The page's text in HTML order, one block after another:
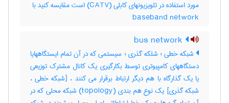
baseband network
شبکه خطی ؛ شلکه گذری ؛ سیستمی که در آن تمام ایستگاههایا
دستگاههای کامپیوتری توسط بکارگیری یک کانال مشترک توزیعی
یا یک گذارگاه با هم دیگر ارتباط برقرار می کنند ، [شبکه خطی ،
شبکه گذری] یک نوع هم بندی (‎topology) شبکه محلی که در